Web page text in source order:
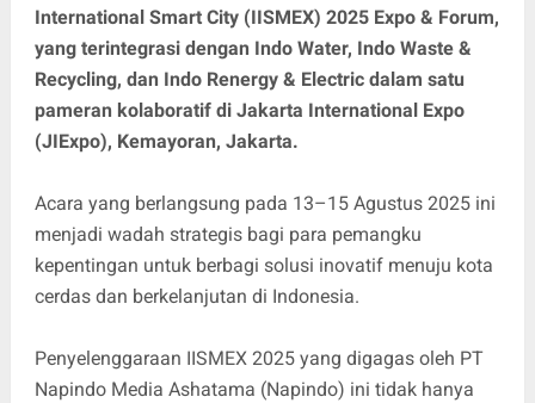
International Smart City (IISMEX) 2025 Expo & Forum,
yang terintegrasi dengan Indo Water, Indo Waste &
Recycling, dan Indo Renergy & Electric dalam satu
pameran kolaboratif di Jakarta International Expo
(JIExpo), Kemayoran, Jakarta.
Acara yang berlangsung pada 13–15 Agustus 2025 ini
menjadi wadah strategis bagi para pemangku
kepentingan untuk berbagi solusi inovatif menuju kota
cerdas dan berkelanjutan di Indonesia.
Penyelenggaraan IISMEX 2025 yang digagas oleh PT
Napindo Media Ashatama (Napindo) ini tidak hanya